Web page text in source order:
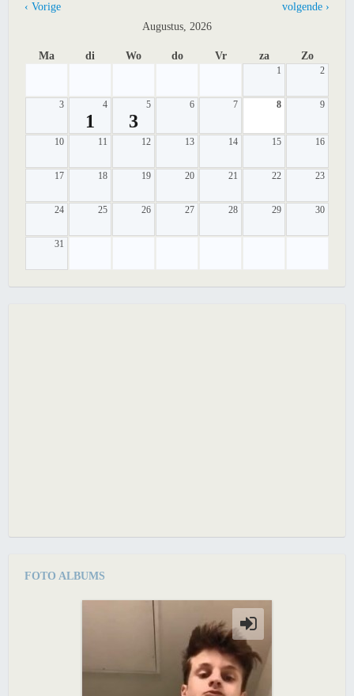
‹ Vorige
volgende ›
Augustus, 2026
Ma di Wo do Vr za Zo
1 2
3 4
1
5
3
6 7 8 9
10 11 12 13 14 15 16
17 18 19 20 21 22 23
24 25 26 27 28 29 30
31
FOTO ALBUMS